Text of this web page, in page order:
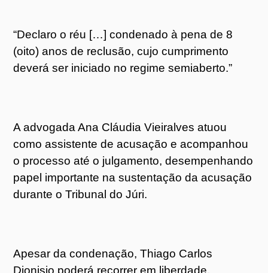
“Declaro o réu […] condenado à pena de 8
(oito) anos de reclusão, cujo cumprimento
deverá ser iniciado no regime semiaberto.”
A advogada Ana Cláudia Vieiralves atuou
como assistente de acusação e acompanhou
o processo até o julgamento, desempenhando
papel importante na sustentação da acusação
durante o Tribunal do Júri.
Apesar da condenação, Thiago Carlos
Dionisio poderá recorrer em liberdade.